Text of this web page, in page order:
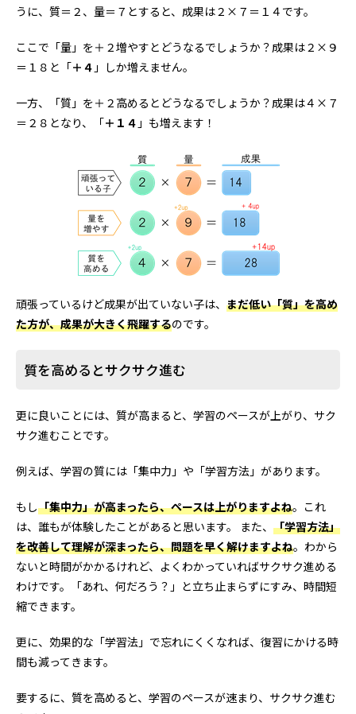
うに、質＝２、量＝７とすると、成果は２×７＝１４です。
ここで「量」を＋２増やすとどうなるでしょうか？成果は２×９
＝１８と「＋４ 」しか増えません。
一方、「質」を＋２高めるとどうなるでしょうか？成果は４×７
＝２８となり、「＋１４ 」も増えます！
頑張っているけど成果が出ていない子は、 まだ低い「質」を高め
た方が、成果が大きく飛躍するのです。
質を高めるとサクサク進む
更に良いことには、質が高まると、学習のペースが上がり、サク
サク進むことです。
例えば、学習の質には「集中力」や「学習方法」があります。
もし「集中力」が高まったら、ペースは上がりますよね。これ
は、誰もが体験したことがあると思います。 また、 「学習方法」
を改善して理解が深まったら、問題を早く解けますよね。わから
ないと時間がかかるけれど、よくわかっていればサクサク進める
わけです。「あれ、何だろう？」と立ち止まらずにすみ、時間短
縮できます。
更に、効果的な「学習法」で忘れにくくなれば、復習にかける時
間も減ってきます。
要するに、質を高めると、学習のペースが速まり、サクサク進む